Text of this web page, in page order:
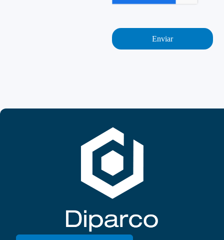
Enviar